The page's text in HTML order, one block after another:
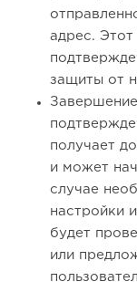
адрес.
защиты от
получает
и может
случае
настройки
будет
или